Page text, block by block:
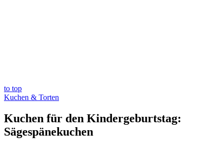
to top
Kuchen & Torten
Kuchen für den Kindergeburtstag:
Sägespänekuchen